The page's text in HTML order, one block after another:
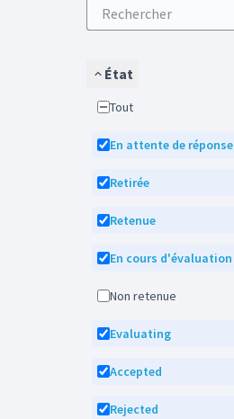
État
Tout
En attente de réponse
Retirée
Retenue
En cours d'évaluation
Non retenue
Evaluating
Accepted
Rejected